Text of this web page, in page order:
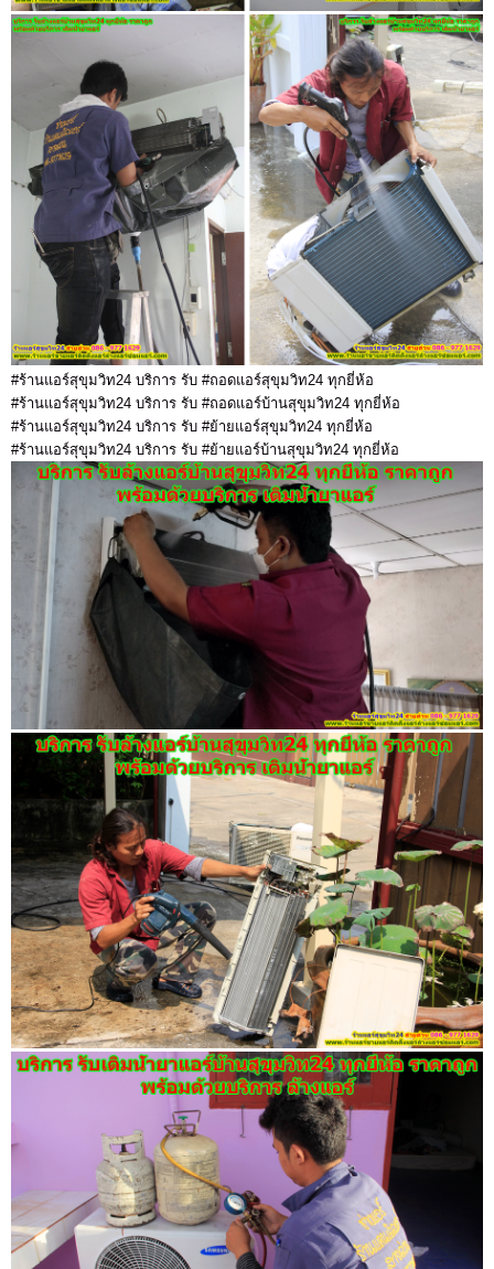
#ร้านแอร์สุขุมวิท24 บริการ รับ #ถอดแอร์สุขุมวิท24 ทุกยี่ห้อ
#ร้านแอร์สุขุมวิท24 บริการ รับ #ถอดแอร์บ้านสุขุมวิท24 ทุกยี่ห้อ
#ร้านแอร์สุขุมวิท24 บริการ รับ #ย้ายแอร์สุขุมวิท24 ทุกยี่ห้อ
#ร้านแอร์สุขุมวิท24 บริการ รับ #ย้ายแอร์บ้านสุขุมวิท24 ทุกยี่ห้อ